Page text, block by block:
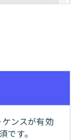
ンスが有効
です。